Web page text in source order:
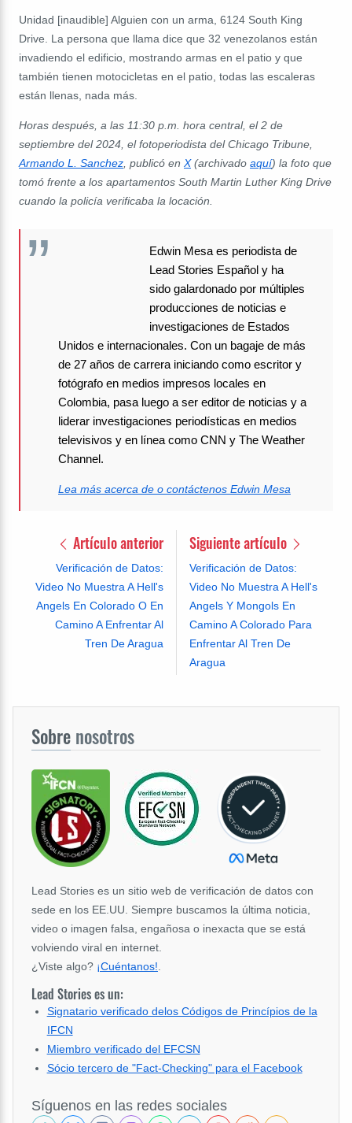
Unidad [inaudible] Alguien con un arma, 6124 South King
Drive. La persona que llama dice que 32 venezolanos están
invadiendo el edificio, mostrando armas en el patio y que
también tienen motocicletas en el patio, todas las escaleras
están llenas, nada más.
Horas después, a las 11:30 p.m. hora central, el 2 de
septiembre del 2024, el fotoperiodista del Chicago Tribune,
Armando L. Sanchez, publicó en X(archivado aquí) la foto que
tomó frente a los apartamentos South Martin Luther King Drive
cuando la policía verificaba la locación.
Edwin Mesa es periodista de
Lead Stories Español y ha
sido galardonado por múltiples
producciones de noticias e
investigaciones de Estados
Unidos e internacionales. Con un bagaje de más
de 27 años de carrera iniciando como escritor y
fotógrafo en medios impresos locales en
Colombia, pasa luego a ser editor de noticias y a
liderar investigaciones periodísticas en medios
televisivos y en línea como CNN y The Weather
Channel.
Lea más acerca de o contáctenos Edwin Mesa
Artículo anterior
Verificación de Datos:
Video No Muestra A Hell's
Angels En Colorado O En
Camino A Enfrentar Al
Tren De Aragua
Siguiente artículo
Verificación de Datos:
Video No Muestra A Hell's
Angels Y Mongols En
Camino A Colorado Para
Enfrentar Al Tren De
Aragua
Sobre nosotros
Lead Stories es un sitio web de verificación de datos con
sede en los EE.UU. Siempre buscamos la última noticia,
video o imagen falsa, engañosa o inexacta que se está
volviendo viral en internet.
¿Viste algo? ¡Cuéntanos!
Lead Stories es un:
Signatario verificado delos Códigos de Princípios de la
IFCN
Miembro verificado del EFCSN
Sócio tercero de "Fact-Checking" para el Facebook
Síguenos en las redes sociales